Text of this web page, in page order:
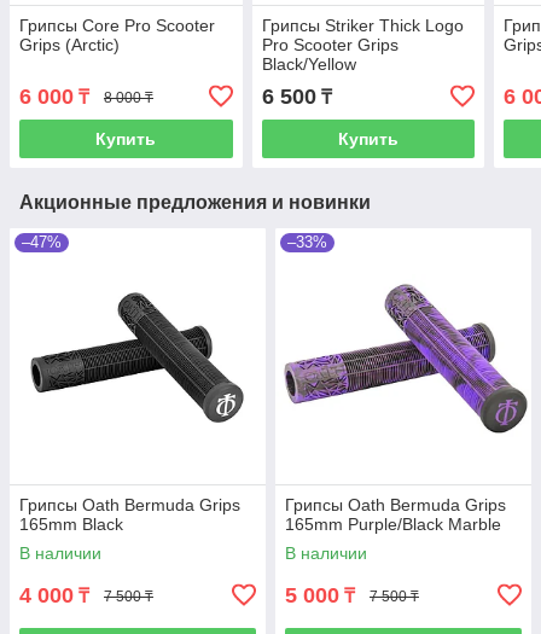
Грипсы Core Pro Scooter
Grips (Arctic)
6 000 ₸ 8 000 ₸
Купить
Грипсы Striker Thick Logo
Pro Scooter Grips
Black/Yellow
6 500₸
Купить
6
Акционные предложения и новинки
–47%
Грипсы Oath Bermuda Grips
165mm Black
В наличии
4 000 ₸ 7 500 ₸
–33%
Грипсы Oath Bermuda Grips
165mm Purple/Black Marble
В наличии
5 000 ₸ 7 500 ₸